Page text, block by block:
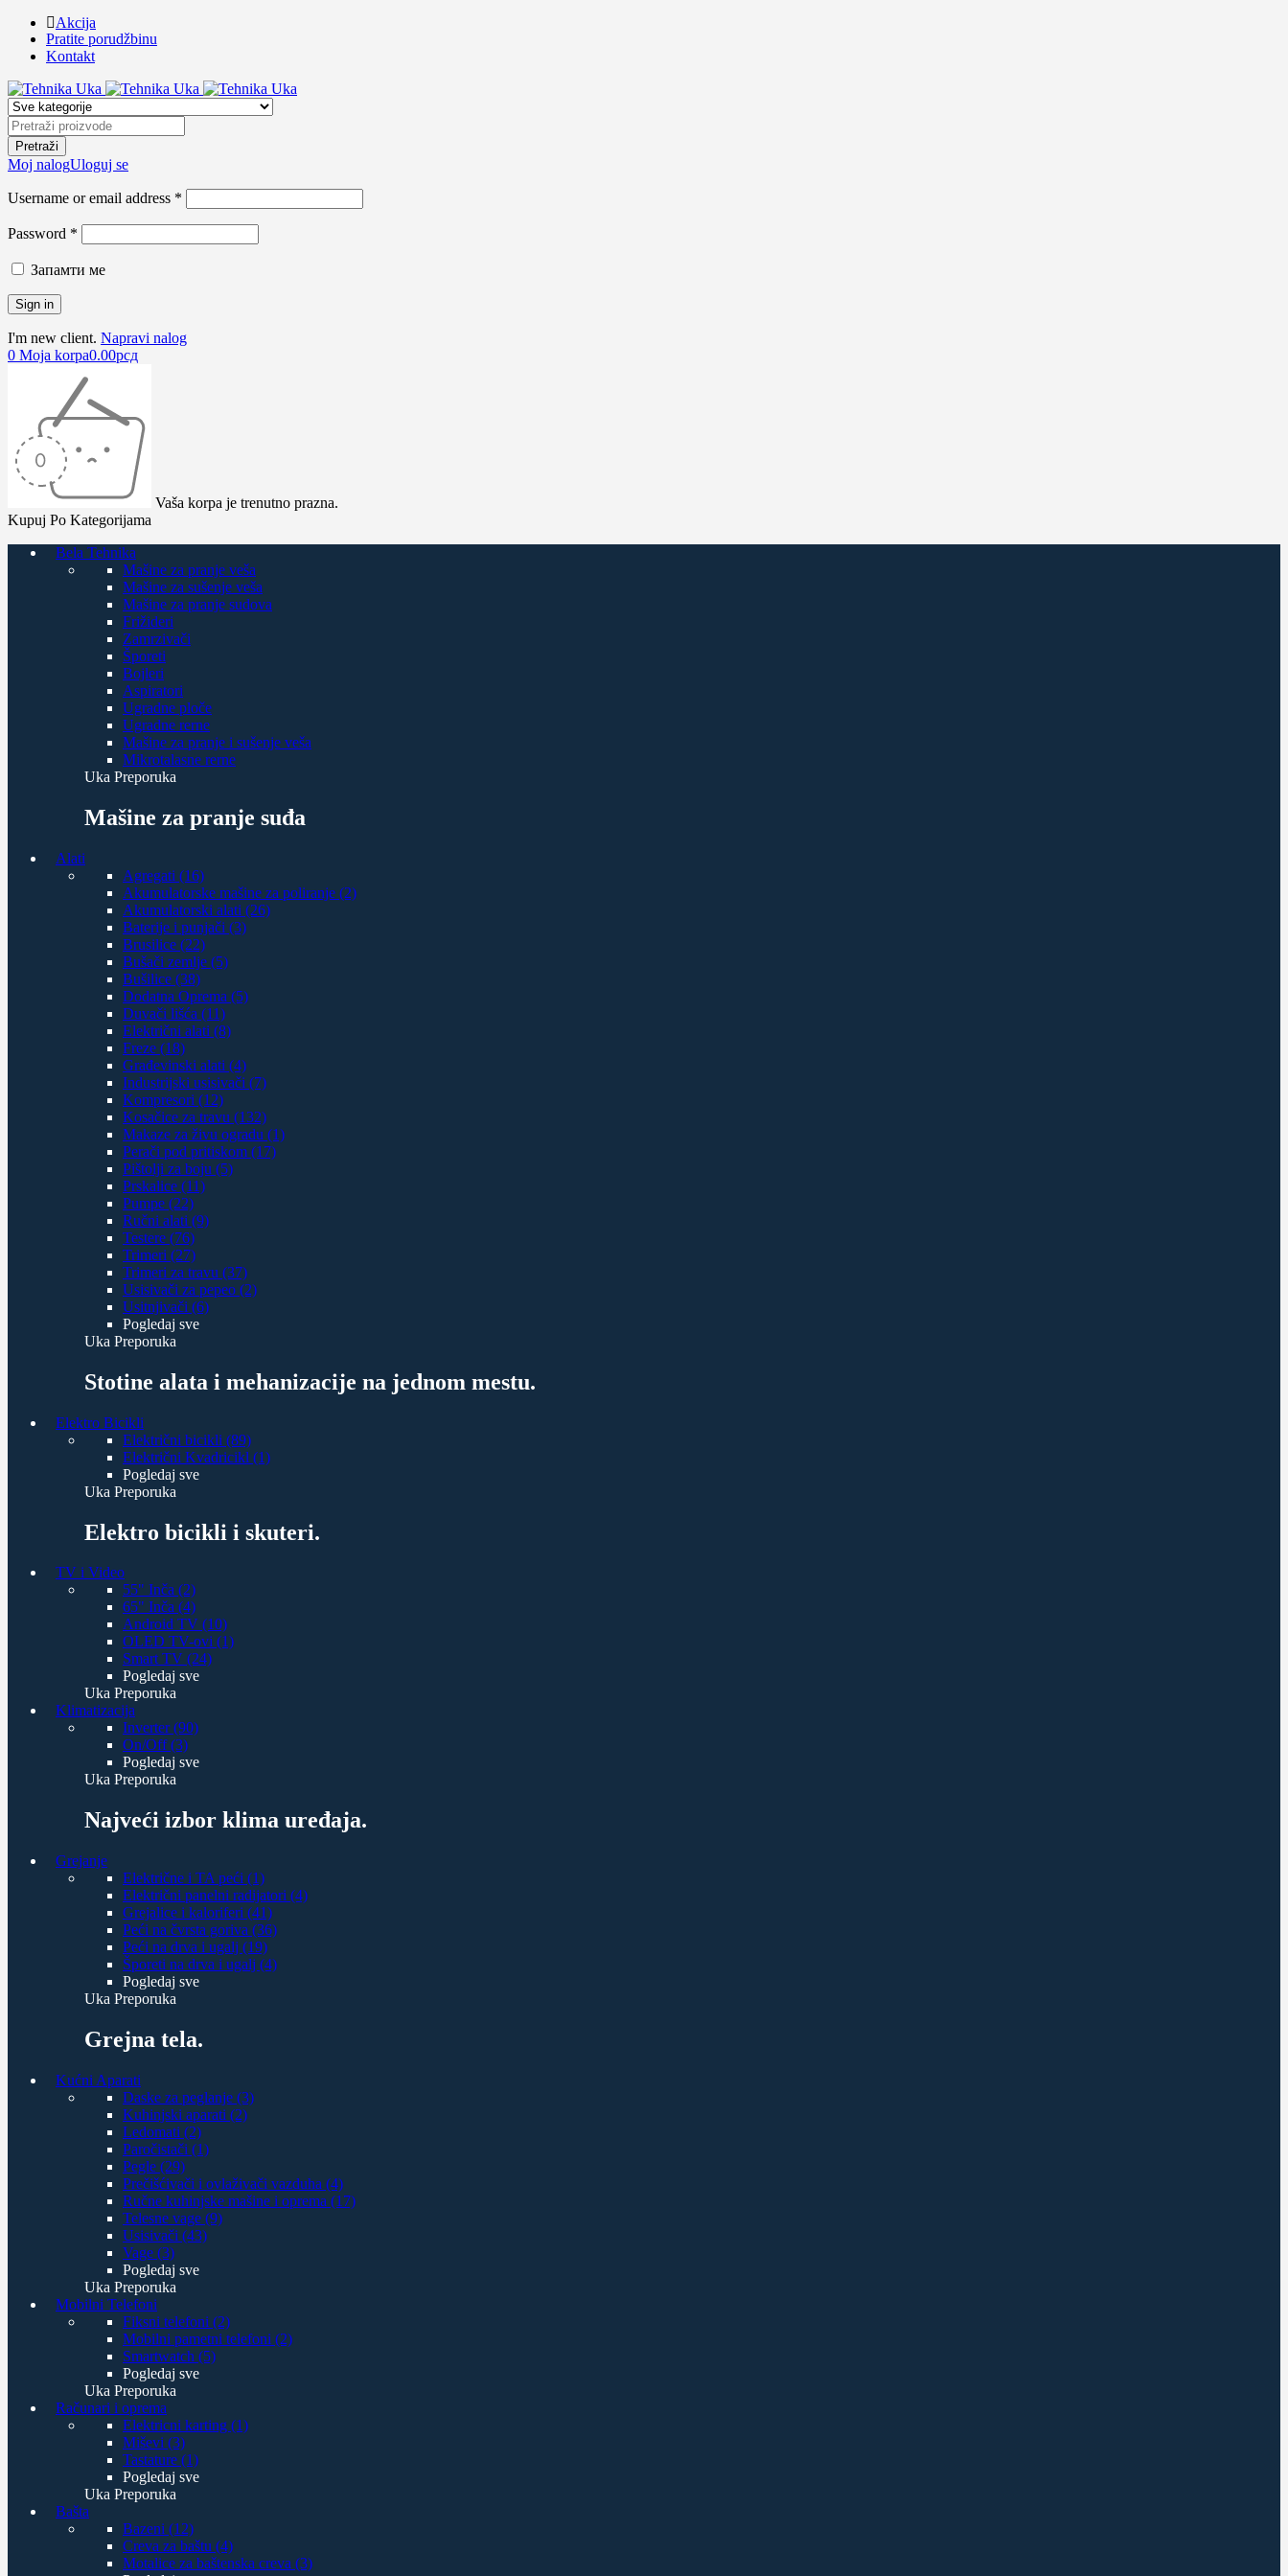
Akcija
Pratite porudžbinu
Kontakt
Moj nalogUloguj se
Username or email address *
Password *
Запамти ме
I'm new client. Napravi nalog
0 Moja korpa0.00рсд
Vaša korpa je trenutno prazna.
Kupuj Po Kategorijama
Bela Tehnika
Mašine za pranje veša
Mašine za sušenje veša
Mašine za pranje sudova
Frižideri
Zamrzivači
Šporeti
Bojleri
Aspiratori
Ugradne ploče
Ugradne rerne
Mašine za pranje i sušenje veša
Mikrotalasne rerne
Uka Preporuka
Mašine za pranje suđa
Alati
Agregati (16)
Akumulatorske mašine za poliranje (2)
Akumulatorski alati (26)
Baterije i punjači (3)
Brusilice (22)
Bušači zemlje (5)
Bušilice (38)
Dodatna Oprema (5)
Duvači lišća (11)
Električni alati (8)
Freze (18)
Građevinski alati (4)
Industrijski usisivači (7)
Kompresori (12)
Kosačice za travu (132)
Makaze za živu ogradu (1)
Perači pod pritiskom (17)
Pištolji za boju (5)
Prskalice (11)
Pumpe (22)
Ručni alati (9)
Testere (76)
Trimeri (27)
Trimeri za travu (37)
Usisivači za pepeo (2)
Usitnjivači (6)
Pogledaj sve
Uka Preporuka
Stotine alata i mehanizacije na jednom mestu.
Elektro Bicikli
Električni bicikli (89)
Električni Kvadricikl (1)
Pogledaj sve
Uka Preporuka
Elektro bicikli i skuteri.
TV i Video
55" Inča (2)
65" Inča (4)
Android TV (10)
OLED TV-ovi (1)
Smart TV (24)
Pogledaj sve
Uka Preporuka
Klimatizacija
Inverter (90)
On/Off (3)
Pogledaj sve
Uka Preporuka
Najveći izbor klima uređaja.
Grejanje
Električne i TA peći (1)
Električni panelni radijatori (4)
Grejalice i kaloriferi (41)
Peći na čvrsta goriva (36)
Peći na drva i ugalj (19)
Šporeti na drva i ugalj (4)
Pogledaj sve
Uka Preporuka
Grejna tela.
Kućni Aparati
Daske za peglanje (3)
Kuhinjski aparati (2)
Ledomati (2)
Paročistači (1)
Pegle (29)
Prečišćivači i ovlaživači vazduha (4)
Ručne kuhinjske mašine i oprema (17)
Telesne vage (9)
Usisivači (43)
Vage (3)
Pogledaj sve
Uka Preporuka
Mobilni Telefoni
Fiksni telefoni (2)
Mobilni pametni telefoni (2)
Smartwatch (5)
Pogledaj sve
Uka Preporuka
Računari i oprema
Elektricni karting (1)
Miševi (3)
Tastature (1)
Pogledaj sve
Uka Preporuka
Bašta
Bazeni (12)
Creva za baštu (4)
Motalice za baštenska creva (3)